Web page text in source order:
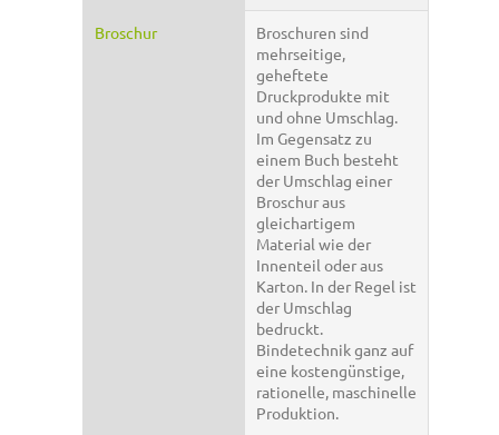
Broschur
Broschuren sind
mehrseitige,
geheftete
Druckprodukte mit
und ohne Umschlag.
Im Gegensatz zu
einem Buch besteht
der Umschlag einer
Broschur aus
gleichartigem
Material wie der
Innenteil oder aus
Karton. In der Regel ist
der Umschlag
bedruckt.
Bindetechnik ganz auf
eine kostengünstige,
rationelle, maschinelle
Produktion.